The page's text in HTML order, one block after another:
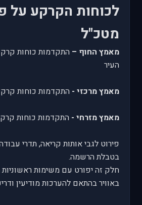
לכוחות הקרקע על
מטכ"ל
מאמץ החוף – התקדמות כוחות
העיר
מאמץ מרכזי - התקדמות כוחות
מאמץ מזרחי - התקדמות כוחות
פירוט לגבי אותות קריאה, תדרי
בטבלת הרשמה.
חלק זה יפורט עם משימות
באוויר בהתאם להערכות מודיעין